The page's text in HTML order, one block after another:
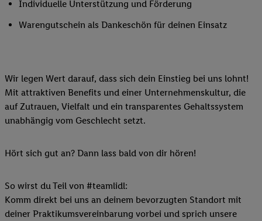
Individuelle Unterstützung und Förderung
Warengutschein als Dankeschön für deinen Einsatz
Wir legen Wert darauf, dass sich dein Einstieg bei uns lohnt!
Mit attraktiven Benefits und einer Unternehmenskultur, die
auf Zutrauen, Vielfalt und ein transparentes Gehaltssystem
unabhängig vom Geschlecht setzt.
Hört sich gut an? Dann lass bald von dir hören!
So wirst du Teil von #teamlidl:
Komm direkt bei uns an deinem bevorzugten Standort mit
deiner Praktikumsvereinbarung vorbei und sprich unsere